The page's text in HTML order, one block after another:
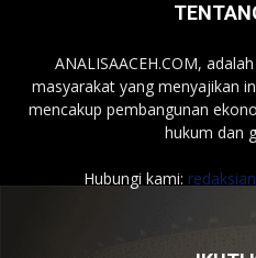
ANALISAACEH.COM,
masyarakat yang menyajikan
mencakup pembangunan
hukum dan
Hubungi kami: